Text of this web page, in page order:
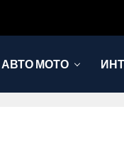
АВТО МОТО